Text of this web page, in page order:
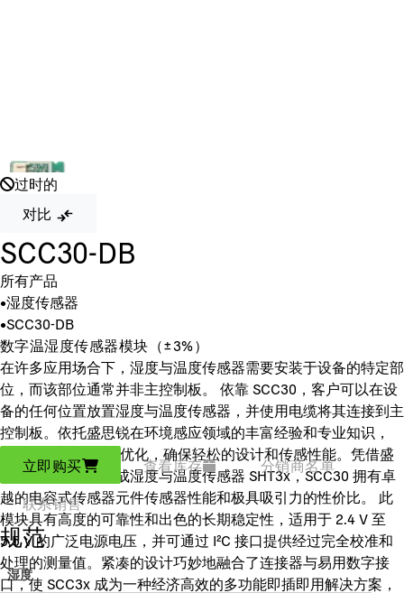
过时的
对比
SCC30-DB
所有产品
•湿度传感器
•SCC30-DB
数字温湿度传感器模块（±3%）
在许多应用场合下，湿度与温度传感器需要安装于设备的特定部
位，而该部位通常并非主控制板。 依靠 SCC30，客户可以在设
备的任何位置放置湿度与温度传感器，并使用电缆将其连接到主
控制板。依托盛思锐在环境感应领域的丰富经验和专业知识，
SCC30 已经过精心优化，确保轻松的设计和传感性能。凭借盛
思锐最新一代高集成湿度与温度传感器 SHT3x，SCC30 拥有卓
越的电容式传感器元件传感器性能和极具吸引力的性价比。 此
模块具有高度的可靠性和出色的长期稳定性，适用于 2.4 V 至
5.5 V 的广泛电源电压，并可通过 I²C 接口提供经过完全校准和
处理的测量值。紧凑的设计巧妙地融合了连接器与易用数字接
口，使 SCC3x 成为一种经济高效的多功能即插即用解决方案，
立即购买 查看库存 分销商名单
联系销售
规范
湿度